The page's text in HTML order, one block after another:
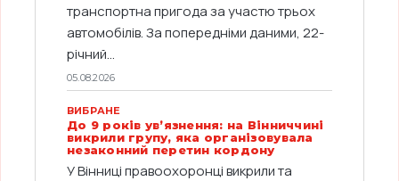
транспортна пригода за участю трьох
автомобілів. За попередніми даними, 22-
річний...
05.08.2026
ВИБРАНЕ
До 9 років ув’язнення: на Вінниччині
викрили групу, яка організовувала
незаконний перетин кордону
У Вінниці правоохоронці викрили та